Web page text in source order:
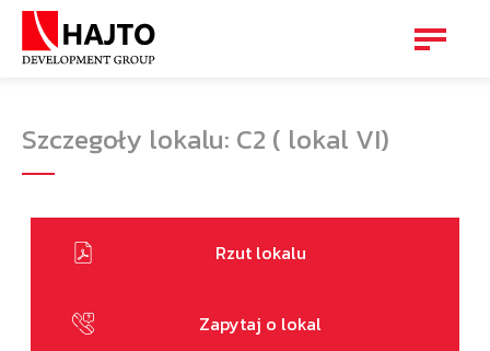
Szczegoły lokalu: C2 ( lokal VI)
Rzut lokalu
Zapytaj o lokal